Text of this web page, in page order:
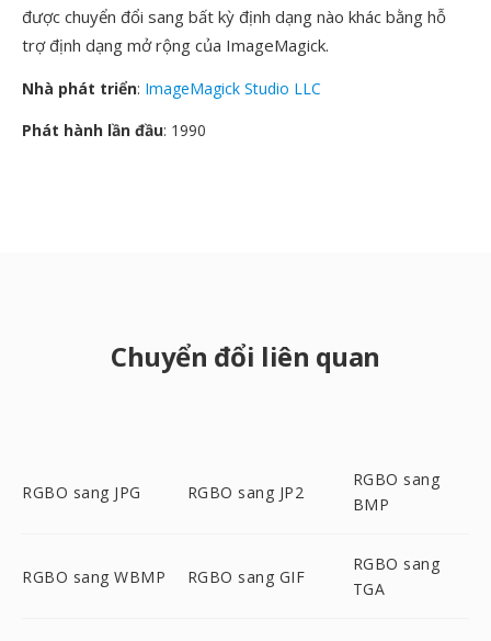
được chuyển đổi sang bất kỳ định dạng nào khác bằng hỗ
trợ định dạng mở rộng của ImageMagick.
Nhà phát triển: ImageMagick Studio LLC
Phát hành lần đầu: 1990
Chuyển đổi liên quan
RGBO sang JPG RGBO sang JP2
RGBO sang
BMP
RGBO sang WBMP RGBO sang GIF
RGBO sang
TGA